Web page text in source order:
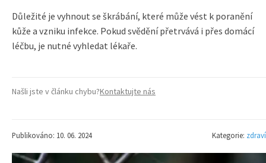
Důležité je vyhnout se škrábání, které může vést k poranění
kůže a vzniku infekce. Pokud svědění přetrvává i přes domácí
léčbu, je nutné vyhledat lékaře.
Našli jste v článku chybu?Kontaktujte nás
Publikováno: 10. 06. 2024 Kategorie: zdraví